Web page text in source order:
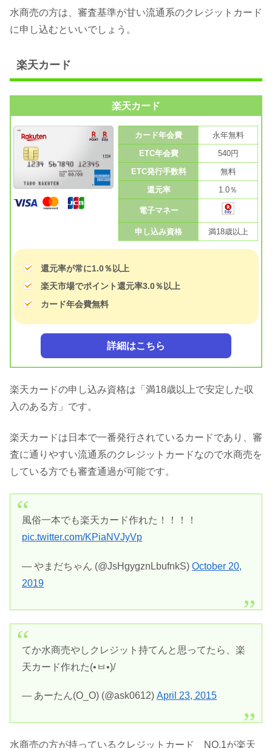
水商売の方は、審査基準が甘い流通系のクレジットカード
に申し込むといいでしょう。
楽天カード
楽天カード
カード年会費
永年無料
ETC年会費
540円
ETC発行手数料
無料
還元率
1.0％
電子マネー
申し込み資格 満18歳以上
還元率が常に1.0％以上
楽天市場でポイント還元率3.0％以上
カード年会費無料
詳細はこちら
楽天カードの申し込み資格は「満18歳以上で安定した収
入のある方」です。
楽天カードは日本で一番発行されているカードであり、審
査に通りやすい流通系のクレジットカードなので水商売を
している方でも審査通過が可能です。
風俗一本でも楽天カード作れた！！！！
pic.twitter.com/KPiaNVJyVp
— やまだちゃん (@JsHgygznLbufnkS)October 20,
2019
てか水商売やしクレジット持てんと思ってたら、楽
天カード作れた(•ㅂ•)/
— あーたん(O_O) (@ask0612)April 23, 2015
水商売の方が持っているクレジットカード NO.1が楽天